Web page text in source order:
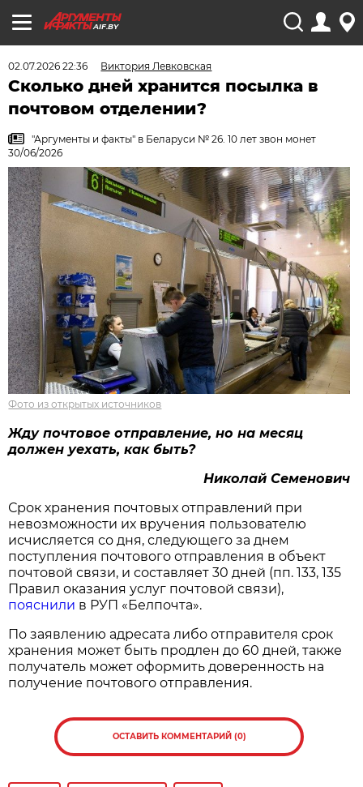
AIF.BY
02.07.2026 22:36 Виктория Левковская
Сколько дней хранится посылка в
почтовом отделении?
"Аргументы и факты" в Беларуси № 26. 10 лет звон монет
30/06/2026
Фото из открытых источников
Жду почтовое отправление, но на месяц
должен уехать, как быть?
Николай Семенович
Срок хранения почтовых отправлений при
невозможности их вручения пользователю
исчисляется со дня, следующего за днем
поступления почтового отправления в объект
почтовой связи, и составляет 30 дней (пп. 133, 135
Правил оказания услуг почтовой связи),
пояснили в РУП «Белпочта».
По заявлению адресата либо отправителя срок
хранения может быть продлен до 60 дней, также
получатель может оформить доверенность на
получение почтового отправления.
ОСТАВИТЬ КОММЕНТАРИЙ (0)